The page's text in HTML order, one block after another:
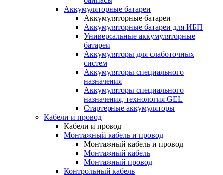
Аккумуляторные батареи
Аккумуляторные батареи
Аккумуляторные батареи для ИБП
Универсальные аккумуляторные
батареи
Аккумуляторы для слаботочных
систем
Аккумуляторы специального
назначения
Аккумуляторы специального
назначения, технология GEL
Стартерные аккумуляторы
Кабели и провод
Кабели и провод
Монтажный кабель и провод
Монтажный кабель и провод
Монтажный кабель
Монтажный провод
Контрольный кабель